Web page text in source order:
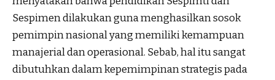
Sespimen dilakukan guna menghasilkan sosok
pemimpin nasional yang memiliki kemampuan
manajerial dan operasional. Sebab, hal itu sangat
dibutuhkan dalam kepemimpinan strategis pada